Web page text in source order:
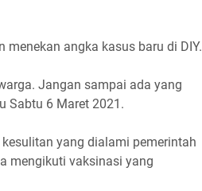
angka kasus baru di DIY.
Jangan sampai ada yang
Sabtu 6 Maret 2021.
yang dialami pemerintah
mengikuti vaksinasi yang